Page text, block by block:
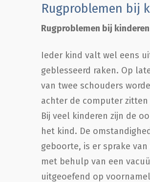
Rugproblemen bij
Rugproblemen bij kinderen
Ieder kind valt wel eens
geblesseerd raken. Op
van twee schouders
achter de computer
Bij veel kinderen zijn de
het kind. De
geboorte, is er sprake
met behulp van een
uitgeoefend op